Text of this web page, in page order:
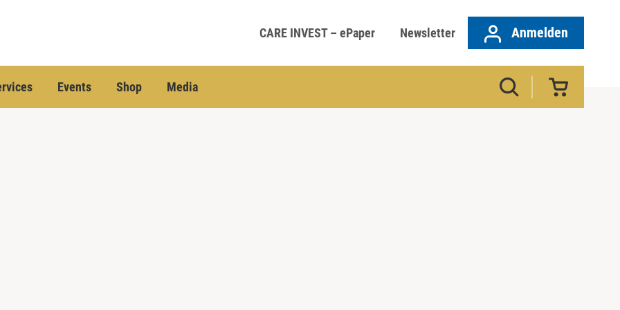
CARE INVEST – ePaper Newsletter Anmelden
Events Shop Media